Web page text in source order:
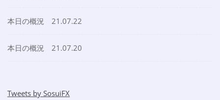
本日の概況 21.07.22
本日の概況 21.07.20
Tweets by SosuiFX